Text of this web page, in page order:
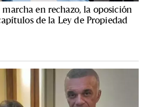
marcha en rechazo, la oposición
de la Ley de Propiedad